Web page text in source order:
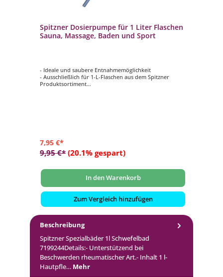
Spitzner Dosierpumpe für 1 Liter Flaschen
Sauna, Massage, Baden und Sport
- Ideale und saubere Entnahmemöglichkeit
- Ausschließlich für 1-L-Flaschen aus dem Spitzner
Produktsortiment
7,95 €*
9,95 €* (20.1% gespart)
In den Warenkorb
Zum Vergleich hinzufügen
Beschreibung
Spitzner Spezialbäder 1l Schwefelbad
7199244Details:- Unterstützend bei
Beschwerden rheumatischer Art.- Inhalt 1 l-
Hautpfle… Mehr